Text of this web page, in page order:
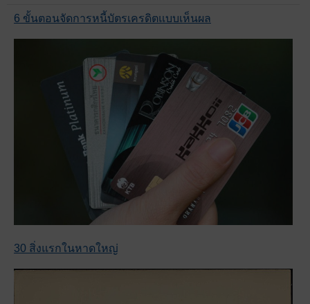
6 ขั้นตอนจัดการหนี้บัตรเครดิตแบบเห็นผล
30 สิ่งแรกในหาดใหญ่